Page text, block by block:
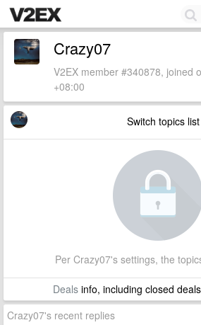
Crazy07
V2EX member #340878, joined
+08:00
Switch topics list
Per Crazy07's settings, the
Dealsinfo, including closed
Crazy07's recent replies